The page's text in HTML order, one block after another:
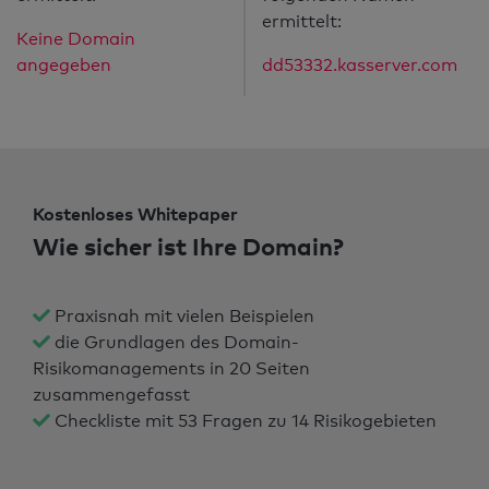
Keine Domain
angegeben
ermittelt:
dd53332.kasserver.com
Kostenloses Whitepaper
Wie sicher ist Ihre Domain?
Praxisnah mit vielen Beispielen
die Grundlagen des Domain-
Risikomanagements in 20 Seiten
zusammengefasst
Checkliste mit 53 Fragen zu 14 Risikogebieten